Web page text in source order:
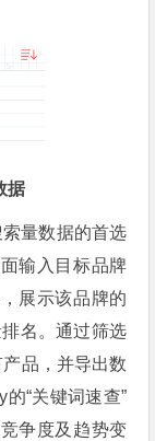
据
量数据的首选
输入目标品牌
展示该品牌的
名。通过筛选
品，并导出数
“关键词速查”
争度及趋势变